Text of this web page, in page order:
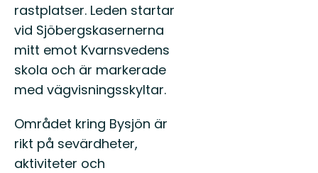
rastplatser. Leden startar
vid Sjöbergskasernerna
mitt emot Kvarnsvedens
skola och är markerade
med vägvisningsskyltar.
Området kring Bysjön är
rikt på sevärdheter,
aktiviteter och